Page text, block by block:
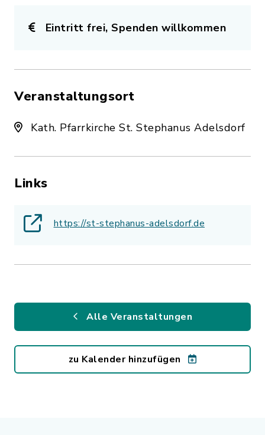
Eintritt frei, Spenden willkommen
Veranstaltungsort
Kath. Pfarrkirche St. Stephanus Adelsdorf
Links
https://st-stephanus-adelsdorf.de
Alle Veranstaltungen
zu Kalender hinzufügen